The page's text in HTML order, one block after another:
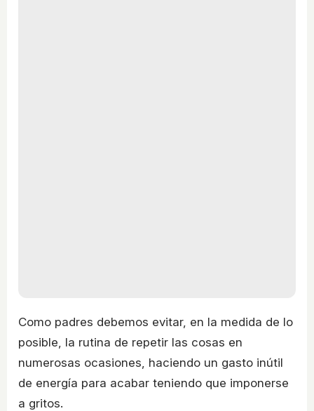
Como padres debemos evitar, en la medida de lo
posible, la rutina de repetir las cosas en
numerosas ocasiones, haciendo un gasto inútil
de energía para acabar teniendo que imponerse
a gritos.